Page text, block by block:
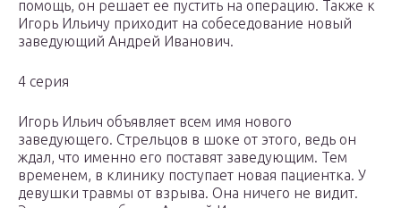
помощь, он решает ее пустить на операцию. Также к
Игорь Ильичу приходит на собеседование новый
заведующий Андрей Иванович.
4 серия
Игорь Ильич объявляет всем имя нового
заведующего. Стрельцов в шоке от этого, ведь он
ждал, что именно его поставят заведующим. Тем
временем, в клинику поступает новая пациентка. У
девушки травмы от взрыва. Она ничего не видит.